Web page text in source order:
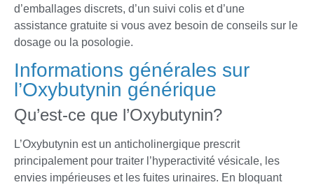
d’emballages discrets, d’un suivi colis et d’une
assistance gratuite si vous avez besoin de conseils sur le
dosage ou la posologie.
Informations générales sur
l’Oxybutynin générique
Qu’est-ce que l’Oxybutynin?
L’Oxybutynin est un anticholinergique prescrit
principalement pour traiter l’hyperactivité vésicale, les
envies impérieuses et les fuites urinaires. En bloquant